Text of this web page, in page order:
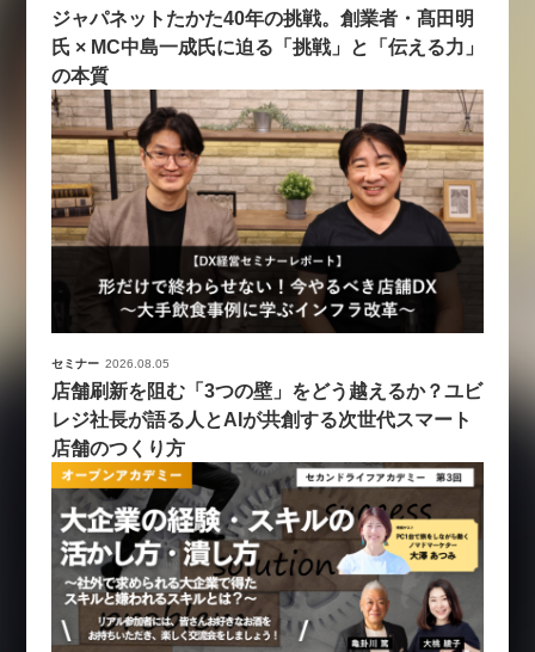
ジャパネットたかた40年の挑戦。創業者・髙田明
氏 × MC中島一成氏に迫る「挑戦」と「伝える力」
の本質
セミナー 2026.08.05
店舗刷新を阻む「3つの壁」をどう越えるか？ユビ
レジ社長が語る人とAIが共創する次世代スマート
店舗のつくり方